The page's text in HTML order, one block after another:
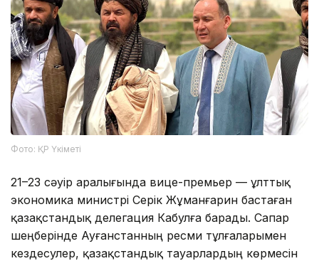
Фото: ҚР Үкіметі
21–23 сәуір аралығында вице-премьер — ұлттық
экономика министрі Серік Жұманғарин бастаған
қазақстандық делегация Кабулға барады. Сапар
шеңберінде Ауғанстанның ресми тұлғаларымен
кездесулер, қазақстандық тауарлардың көрмесін